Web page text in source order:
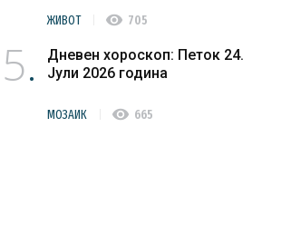
ЖИВОТ visibility 705
5
Дневен хороскоп: Петок 24.
Јули 2026 година
МОЗАИК visibility 665